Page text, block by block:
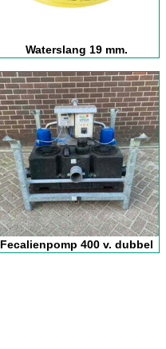
Waterslang 19 mm.
Fecalienpomp 400 v. dubbel